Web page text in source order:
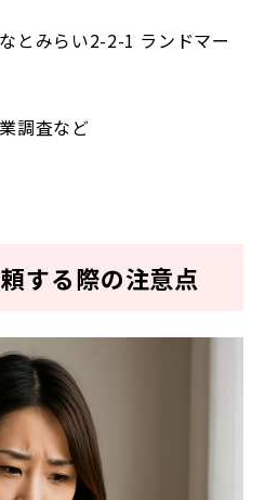
とみらい2-2-1 ランドマー
調査など
する際の注意点